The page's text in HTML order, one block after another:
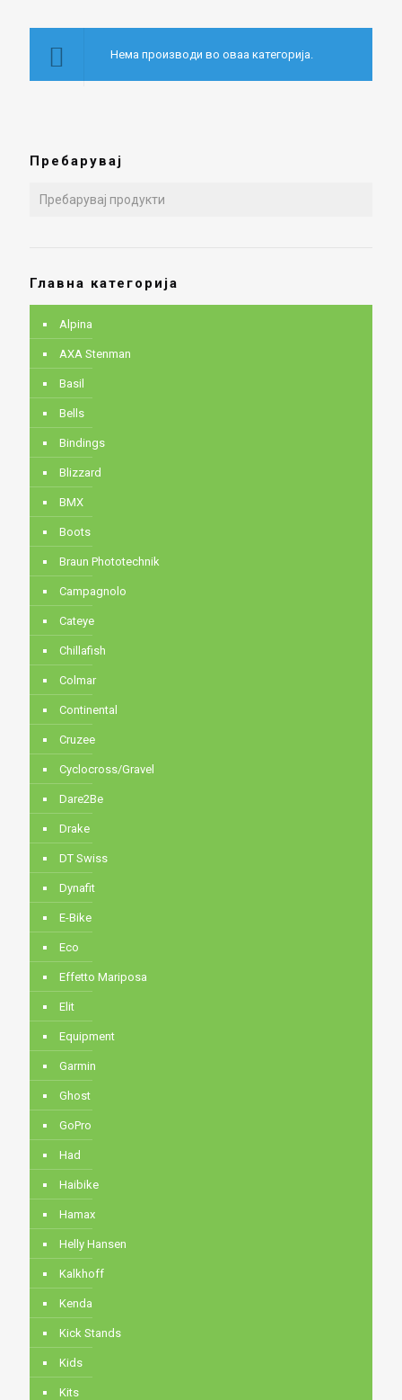
Нема производи во оваа категорија.
Пребарувај
Главна категорија
Alpina
AXA Stenman
Basil
Bells
Bindings
Blizzard
BMX
Boots
Braun Phototechnik
Campagnolo
Cateye
Chillafish
Colmar
Continental
Cruzee
Cyclocross/Gravel
Dare2Be
Drake
DT Swiss
Dynafit
E-Bike
Eco
Effetto Mariposa
Elit
Equipment
Garmin
Ghost
GoPro
Had
Haibike
Hamax
Helly Hansen
Kalkhoff
Kenda
Kick Stands
Kids
Kits